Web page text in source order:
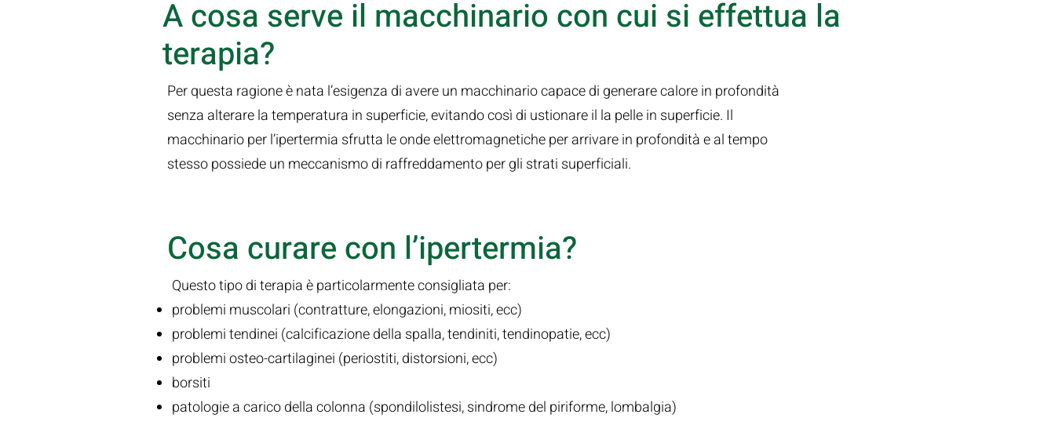
A cosa serve il macchinario con cui si effettua la
terapia?
Per questa ragione è nata l’esigenza di avere un macchinario capace di generare calore in profondità
senza alterare la temperatura in superficie, evitando così di ustionare il la pelle in superficie. Il
macchinario per l’ipertermia sfrutta le onde elettromagnetiche per arrivare in profondità e al tempo
stesso possiede un meccanismo di raffreddamento per gli strati superficiali.
Cosa curare con l’ipertermia?
Questo tipo di terapia è particolarmente consigliata per:
problemi muscolari (contratture, elongazioni, miositi, ecc)
problemi tendinei (calcificazione della spalla, tendiniti, tendinopatie, ecc)
problemi osteo-cartilaginei (periostiti, distorsioni, ecc)
borsiti
patologie a carico della colonna (spondilolistesi, sindrome del piriforme, lombalgia)